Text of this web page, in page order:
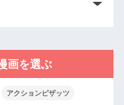
画を選ぶ
アクションピザッツ